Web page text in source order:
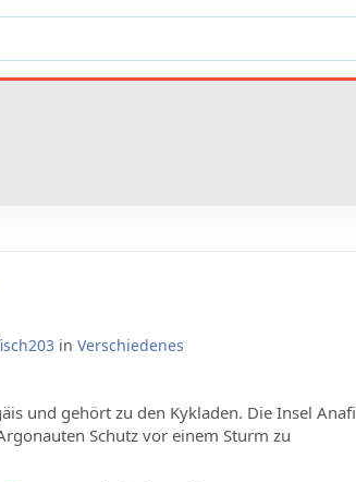
in Verschiedenes
und gehört zu den Kykladen. Die Insel Anafi
Schutz vor einem Sturm zu